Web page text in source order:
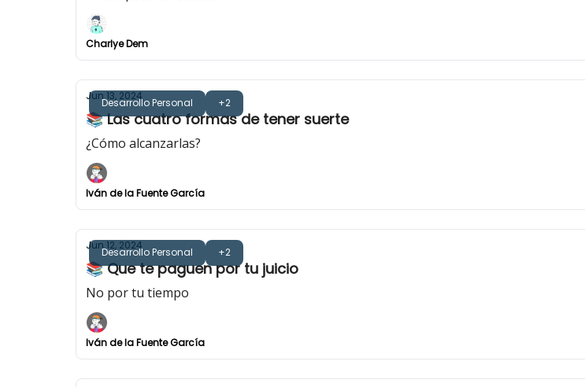
Charlye Dem
Desarrollo Personal +2
Jun 13, 2024
📚 Las cuatro formas de tener suerte
¿Cómo alcanzarlas?
Iván de la Fuente García
Desarrollo Personal +2
Jun 12, 2024
📚 Que te paguen por tu juicio
No por tu tiempo
Iván de la Fuente García